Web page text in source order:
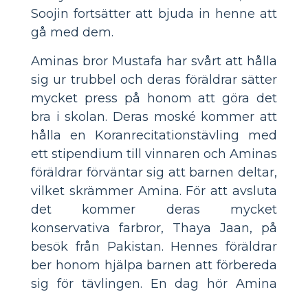
Soojin fortsätter att bjuda in henne att
gå med dem.
Aminas bror Mustafa har svårt att hålla
sig ur trubbel och deras föräldrar sätter
mycket press på honom att göra det
bra i skolan. Deras moské kommer att
hålla en Koranrecitationstävling med
ett stipendium till vinnaren och Aminas
föräldrar förväntar sig att barnen deltar,
vilket skrämmer Amina. För att avsluta
det kommer deras mycket
konservativa farbror, Thaya Jaan, på
besök från Pakistan. Hennes föräldrar
ber honom hjälpa barnen att förbereda
sig för tävlingen. En dag hör Amina